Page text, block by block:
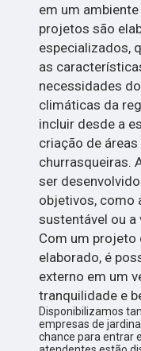
em um
projetos são
especializados,
as
necessidades
climáticas da
incluir desde a
criação de
churrasqueiras.
ser
objetivos, como
sustentável ou a
Com um projeto
elaborado, é
externo em um
tranquilidade e
Disponibilizamos
empresas de
chance para entrar